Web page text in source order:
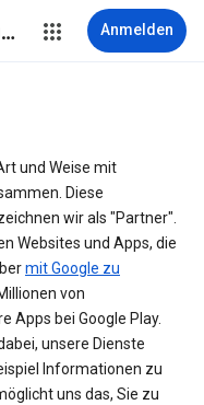
Datenschutzerklärung & Nutzungsbedingungen Anmelden
und Weise mit
Diese
wir als "Partner".
Websites und Apps, die
mit Google zu
von
Apps bei Google Play.
unsere Dienste
Informationen zu
uns das, Sie zu